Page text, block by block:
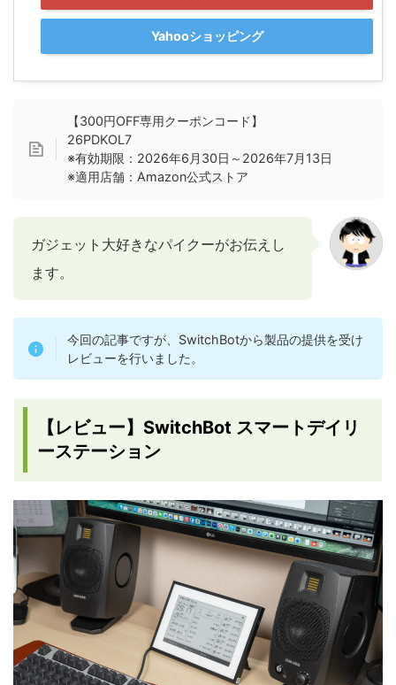
Yahooショッピング
【300円OFF専用クーポンコード】
26PDKOL7
※有効期限：2026年6月30日～2026年7月13日
※適用店舗：Amazon公式ストア
ガジェット大好きなパイクーがお伝えし
ます。
今回の記事ですが、SwitchBotから製品の提供を受け
レビューを行いました。
【レビュー】SwitchBot スマートデイリ
ーステーション